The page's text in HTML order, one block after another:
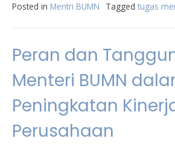
Posted in Mentri BUMN Tagged tugas
Peran dan
Menteri BUMN
Peningkatan
Perusahaan